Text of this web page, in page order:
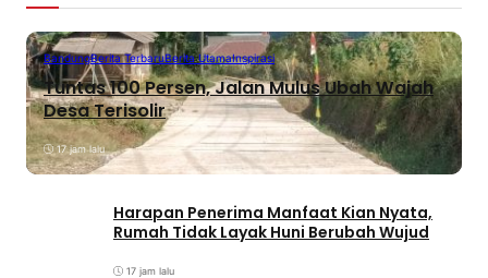
BandungBerita TerbaruBerita UtamaInspirasi
Tuntas 100 Persen, Jalan Mulus Ubah Wajah
Desa Terisolir
17 jam lalu
Harapan Penerima Manfaat Kian Nyata,
Rumah Tidak Layak Huni Berubah Wujud
17 jam lalu